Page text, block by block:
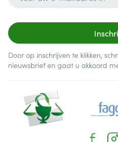
Door op inschrijven te klikken,
nieuwsbrief en gaat u akkoord